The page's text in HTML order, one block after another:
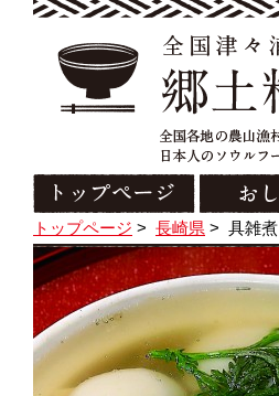
トップページ > 長崎県 > 具雑煮